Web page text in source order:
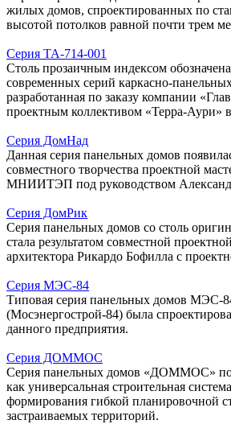
жилых домов, спроектированных по
высотой потолков равной почти трем
Серия ТА-714-001
Столь прозаичным индексом
современных серий каркасно-
разработанная по заказу компании
проектным коллективом «Терра-Аури»
Серия ДомНад
Данная серия панельных домов
совместного творчества проектной
МНИИТЭП под руководством Александ
Серия ДомРик
Серия панельных домов со столь
стала результатом совместной
архитектора Рикардо Бофилла с
Серия МЭС-84
Типовая серия панельных домов МЭС-
(Мосэнергострой-84) была
данного предприятия.
Серия ДОММОС
Серия панельных домов «ДОММОС»
как универсальная строительная
формирования гибкой планировочной
застраиваемых территорий.